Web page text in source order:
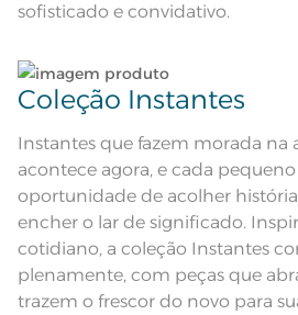
Itens Inclusos
Medida
Instruções de Lavagem
de
sofisticado e convidativo.
Coleção Instantes
Instantes que fazem morada na
acontece agora, e cada
oportunidade de acolher
encher o lar de significado.
cotidiano, a coleção Instantes
plenamente, com peças que
trazem o frescor do novo para